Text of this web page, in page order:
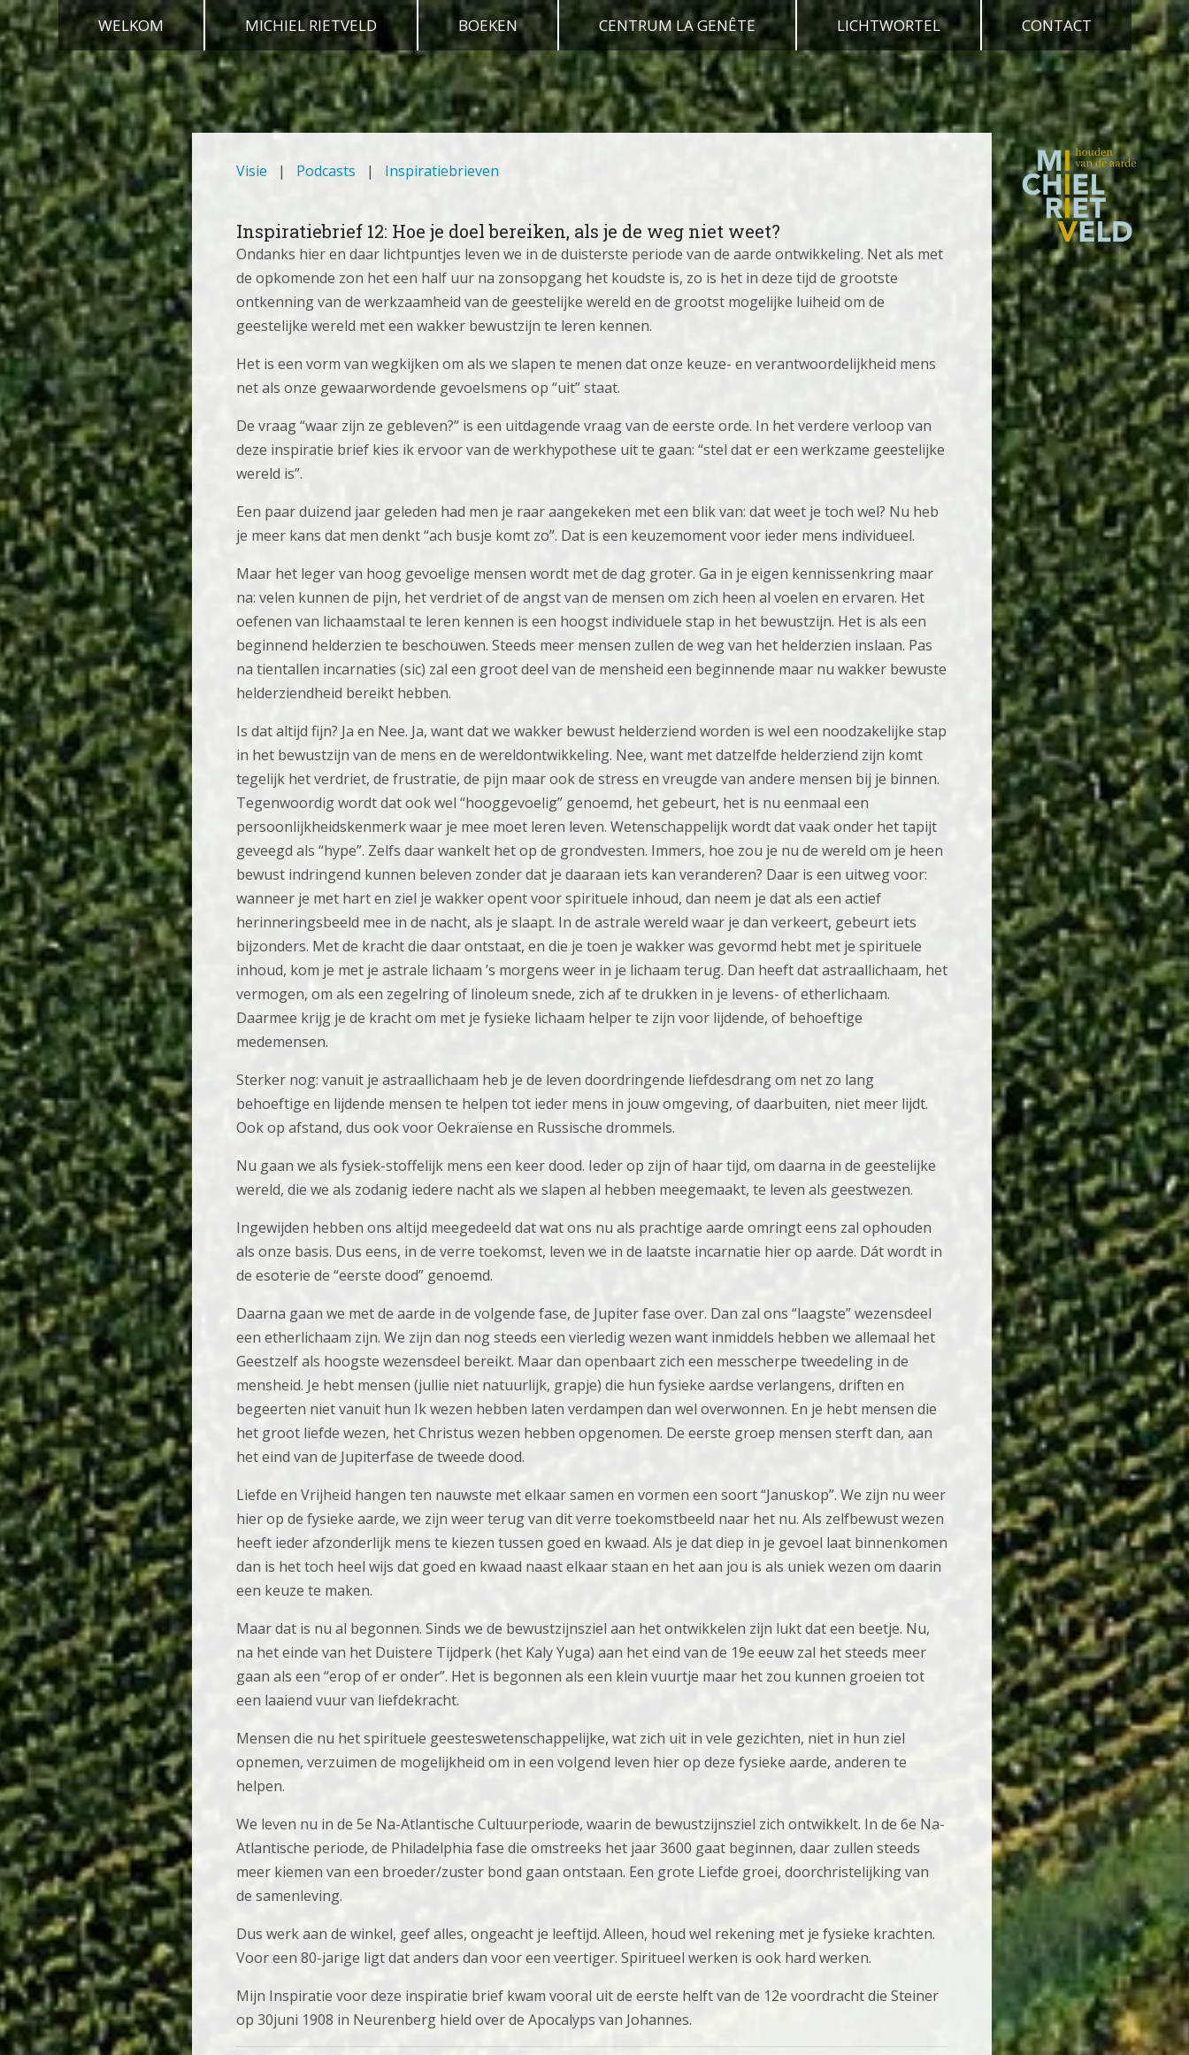
WELKOM MICHIEL RIETVELD BOEKEN CENTRUM LA GENÊTE LICHTWORTEL CONTACT
Visie | Podcasts | Inspiratiebrieven
Inspiratiebrief 12: Hoe je doel bereiken, als je de weg niet weet?
Ondanks hier en daar lichtpuntjes leven we in de duisterste periode van de aarde ontwikkeling. Net als met
de opkomende zon het een half uur na zonsopgang het koudste is, zo is het in deze tijd de grootste
ontkenning van de werkzaamheid van de geestelijke wereld en de grootst mogelijke luiheid om de
geestelijke wereld met een wakker bewustzijn te leren kennen.
Het is een vorm van wegkijken om als we slapen te menen dat onze keuze- en verantwoordelijkheid mens
net als onze gewaarwordende gevoelsmens op “uit” staat.
De vraag “waar zijn ze gebleven?” is een uitdagende vraag van de eerste orde. In het verdere verloop van
deze inspiratie brief kies ik ervoor van de werkhypothese uit te gaan: “stel dat er een werkzame geestelijke
wereld is”.
Een paar duizend jaar geleden had men je raar aangekeken met een blik van: dat weet je toch wel? Nu heb
je meer kans dat men denkt “ach busje komt zo”. Dat is een keuzemoment voor ieder mens individueel.
Maar het leger van hoog gevoelige mensen wordt met de dag groter. Ga in je eigen kennissenkring maar
na: velen kunnen de pijn, het verdriet of de angst van de mensen om zich heen al voelen en ervaren. Het
oefenen van lichaamstaal te leren kennen is een hoogst individuele stap in het bewustzijn. Het is als een
beginnend helderzien te beschouwen. Steeds meer mensen zullen de weg van het helderzien inslaan. Pas
na tientallen incarnaties (sic) zal een groot deel van de mensheid een beginnende maar nu wakker bewuste
helderziendheid bereikt hebben.
Is dat altijd fijn? Ja en Nee. Ja, want dat we wakker bewust helderziend worden is wel een noodzakelijke stap
in het bewustzijn van de mens en de wereldontwikkeling. Nee, want met datzelfde helderziend zijn komt
tegelijk het verdriet, de frustratie, de pijn maar ook de stress en vreugde van andere mensen bij je binnen.
Tegenwoordig wordt dat ook wel “hooggevoelig” genoemd, het gebeurt, het is nu eenmaal een
persoonlijkheidskenmerk waar je mee moet leren leven. Wetenschappelijk wordt dat vaak onder het tapijt
geveegd als “hype”. Zelfs daar wankelt het op de grondvesten. Immers, hoe zou je nu de wereld om je heen
bewust indringend kunnen beleven zonder dat je daaraan iets kan veranderen? Daar is een uitweg voor:
wanneer je met hart en ziel je wakker opent voor spirituele inhoud, dan neem je dat als een actief
herinneringsbeeld mee in de nacht, als je slaapt. In de astrale wereld waar je dan verkeert, gebeurt iets
bijzonders. Met de kracht die daar ontstaat, en die je toen je wakker was gevormd hebt met je spirituele
inhoud, kom je met je astrale lichaam ’s morgens weer in je lichaam terug. Dan heeft dat astraallichaam, het
vermogen, om als een zegelring of linoleum snede, zich af te drukken in je levens- of etherlichaam.
Daarmee krijg je de kracht om met je fysieke lichaam helper te zijn voor lijdende, of behoeftige
medemensen.
Sterker nog: vanuit je astraallichaam heb je de leven doordringende liefdesdrang om net zo lang
behoeftige en lijdende mensen te helpen tot ieder mens in jouw omgeving, of daarbuiten, niet meer lijdt.
Ook op afstand, dus ook voor Oekraïense en Russische drommels.
Nu gaan we als fysiek-stoffelijk mens een keer dood. Ieder op zijn of haar tijd, om daarna in de geestelijke
wereld, die we als zodanig iedere nacht als we slapen al hebben meegemaakt, te leven als geestwezen.
Ingewijden hebben ons altijd meegedeeld dat wat ons nu als prachtige aarde omringt eens zal ophouden
als onze basis. Dus eens, in de verre toekomst, leven we in de laatste incarnatie hier op aarde. Dát wordt in
de esoterie de “eerste dood” genoemd.
Daarna gaan we met de aarde in de volgende fase, de Jupiter fase over. Dan zal ons “laagste” wezensdeel
een etherlichaam zijn. We zijn dan nog steeds een vierledig wezen want inmiddels hebben we allemaal het
Geestzelf als hoogste wezensdeel bereikt. Maar dan openbaart zich een messcherpe tweedeling in de
mensheid. Je hebt mensen (jullie niet natuurlijk, grapje) die hun fysieke aardse verlangens, driften en
begeerten niet vanuit hun Ik wezen hebben laten verdampen dan wel overwonnen. En je hebt mensen die
het groot liefde wezen, het Christus wezen hebben opgenomen. De eerste groep mensen sterft dan, aan
het eind van de Jupiterfase de tweede dood.
Liefde en Vrijheid hangen ten nauwste met elkaar samen en vormen een soort “Januskop”. We zijn nu weer
hier op de fysieke aarde, we zijn weer terug van dit verre toekomstbeeld naar het nu. Als zelfbewust wezen
heeft ieder afzonderlijk mens te kiezen tussen goed en kwaad. Als je dat diep in je gevoel laat binnenkomen
dan is het toch heel wijs dat goed en kwaad naast elkaar staan en het aan jou is als uniek wezen om daarin
een keuze te maken.
Maar dat is nu al begonnen. Sinds we de bewustzijnsziel aan het ontwikkelen zijn lukt dat een beetje. Nu,
na het einde van het Duistere Tijdperk (het Kaly Yuga) aan het eind van de 19e eeuw zal het steeds meer
gaan als een “erop of er onder”. Het is begonnen als een klein vuurtje maar het zou kunnen groeien tot
een laaiend vuur van liefdekracht.
Mensen die nu het spirituele geesteswetenschappelijke, wat zich uit in vele gezichten, niet in hun ziel
opnemen, verzuimen de mogelijkheid om in een volgend leven hier op deze fysieke aarde, anderen te
helpen.
We leven nu in de 5e Na-Atlantische Cultuurperiode, waarin de bewustzijnsziel zich ontwikkelt. In de 6e Na-
Atlantische periode, de Philadelphia fase die omstreeks het jaar 3600 gaat beginnen, daar zullen steeds
meer kiemen van een broeder/zuster bond gaan ontstaan. Een grote Liefde groei, doorchristelijking van
de samenleving.
Dus werk aan de winkel, geef alles, ongeacht je leeftijd. Alleen, houd wel rekening met je fysieke krachten.
Voor een 80-jarige ligt dat anders dan voor een veertiger. Spiritueel werken is ook hard werken.
Mijn Inspiratie voor deze inspiratie brief kwam vooral uit de eerste helft van de 12e voordracht die Steiner
op 30juni 1908 in Neurenberg hield over de Apocalyps van Johannes.